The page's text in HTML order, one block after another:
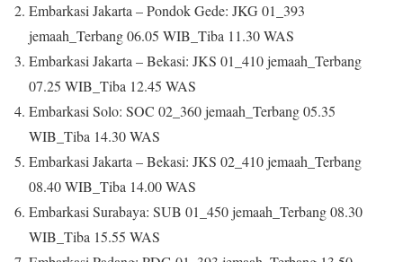
Embarkasi Jakarta – Pondok Gede: JKG 01_393
jemaah_Terbang 06.05 WIB_Tiba 11.30 WAS
Embarkasi Jakarta – Bekasi: JKS 01_410 jemaah_Terbang
07.25 WIB_Tiba 12.45 WAS
Embarkasi Solo: SOC 02_360 jemaah_Terbang 05.35
WIB_Tiba 14.30 WAS
Embarkasi Jakarta – Bekasi: JKS 02_410 jemaah_Terbang
08.40 WIB_Tiba 14.00 WAS
Embarkasi Surabaya: SUB 01_450 jemaah_Terbang 08.30
WIB_Tiba 15.55 WAS